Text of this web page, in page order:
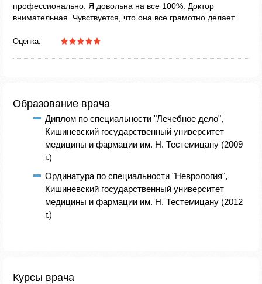
профессионально. Я довольна на все 100%. Доктор
внимательная. Чувствуется, что она все грамотно делает.
Оценка:
Образование врача
Диплом по специальности "Лечебное дело",
Кишиневский государственный университет
медицины и фармации им. Н. Тестемицану (2009
г.)
Ординатура по специальности "Неврология",
Кишиневский государственный университет
медицины и фармации им. Н. Тестемицану (2012
г.)
Курсы врача